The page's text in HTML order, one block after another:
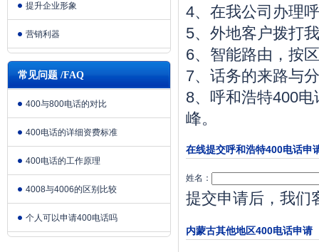
提升企业形象
营销利器
常见问题 /FAQ
400与800电话的对比
400电话的详细资费标准
400电话的工作原理
4008与4006的区别比较
个人可以申请400电话吗
4、在我公司办理
5、外地客户拨打
6、智能路由，按
7、话务的来路与
8、呼和浩特400
峰。
在线提交呼和浩特400电话申
姓名：
提交申请后，我们
内蒙古其他地区400电话申请